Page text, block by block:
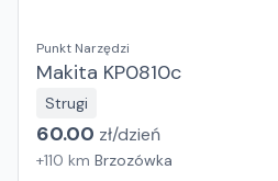
Punkt Narzędzi
Makita KP0810c
Strugi
60.00 zł/dzień
+110 km Brzozówka